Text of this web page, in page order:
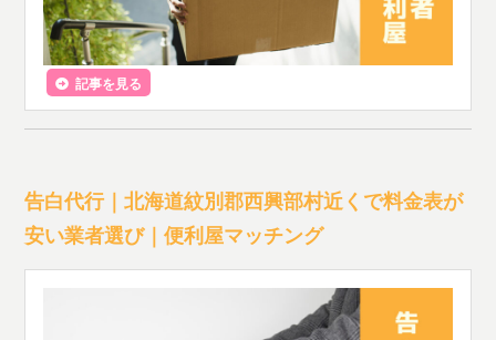
記事を見る
告白代行｜北海道紋別郡西興部村近くで料金表が
安い業者選び｜便利屋マッチング